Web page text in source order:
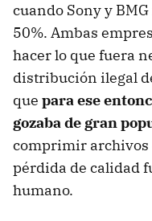
cuando Sony y
50%. Ambas
hacer lo que fuera
distribución ilegal
que para ese
gozaba de gran
comprimir archivos
pérdida de calidad
humano.